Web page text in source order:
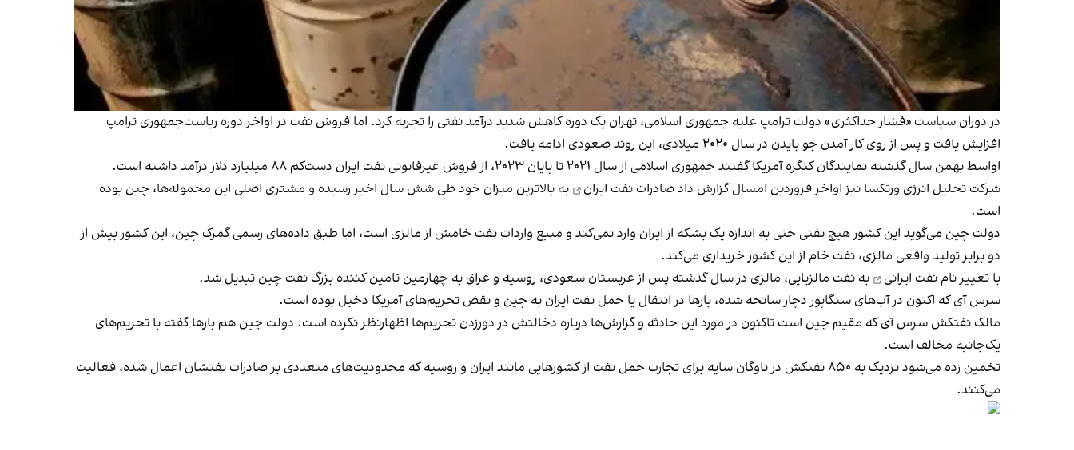
در دوران سیاست «فشار حداکثری» دولت ترامپ علیه جمهوری اسلامی، تهران یک دوره کاهش شدید درآمد نفتی را تجربه کرد. اما فروش نفت در اواخر دوره ریاست‌جمهوری ترامپ
افزایش یافت و پس از روی کار آمدن جو بایدن در سال ۲۰۲۰ میلادی، این روند صعودی ادامه یافت.
اواسط بهمن سال گذشته نمایندگان کنگره آمریکا گفتند جمهوری اسلامی از سال ۲۰۲۱ تا پایان ۲۰۲۳، از فروش غیرقانونی نفت ایران دست‌کم ۸۸ میلیارد دلار درآمد داشته است.
شرکت تحلیل انرژی ورتکسا نیز اواخر فروردین امسال گزارش دادصادرات نفت ایران
به بالاترین میزان خود طی شش سال اخیر رسیده و مشتری اصلی این محموله‌ها، چین بوده
است.
دولت چین می‌گوید این کشور هیچ نفتی حتی به اندازه یک بشکه از ایران وارد نمی‌کند و منبع واردات نفت خامش از مالزی است، اما طبق داده‌های رسمی گمرک چین، این کشور بیش از
دو برابر تولید واقعی مالزی، نفت خام از این کشور خریداری می‌کند.
با تغییر نام نفت ایرانی
به نفت مالزیایی، مالزی در سال گذشته پس از عربستان سعودی، روسیه و عراق به چهارمین تامین کننده بزرگ نفت چین تبدیل شد.
سرس آی که اکنون در آب‌های سنگاپور دچار سانحه شده، بارها در انتقال یا حمل نفت ایران به چین و نقض تحریم‌های آمریکا دخیل بوده است.
مالک نفتکش سرس آی که مقیم چین است تاکنون در مورد این حادثه و گزارش‌ها درباره دخالتش در دورزدن تحریم‌ها اظهارنظر نکرده است. دولت چین هم بارها گفته با تحریم‌های
یک‌جانبه مخالف است.
تخمین زده می‌شود نزدیک به ۸۵۰ نفتکش در ناوگان سایه برای تجارت حمل نفت از کشورهایی مانند ایران و روسیه که محدودیت‌های متعددی بر صادرات نفتشان اعمال شده، فعالیت
می‌کنند.